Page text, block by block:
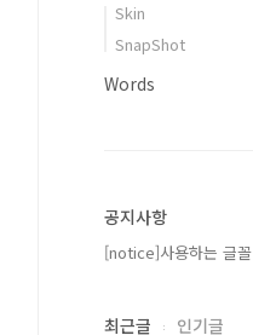
Skin
SnapShot
Words
공지사항
[notice]사용하는 글꼴
최근글 인기글